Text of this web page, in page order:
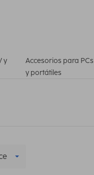
y
Accesorios para PCs
y portátiles